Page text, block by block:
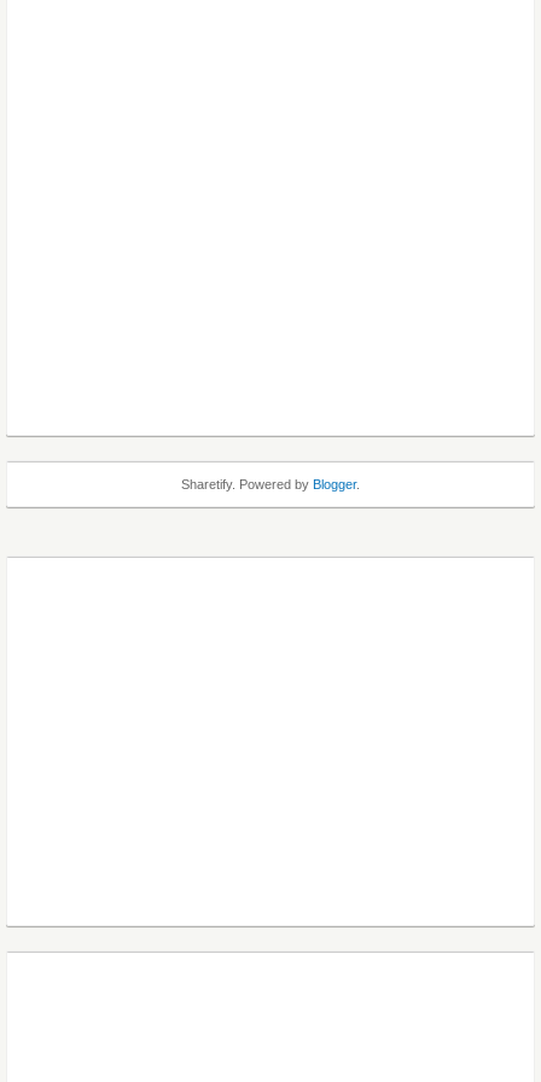
Sharetify. Powered by Blogger.